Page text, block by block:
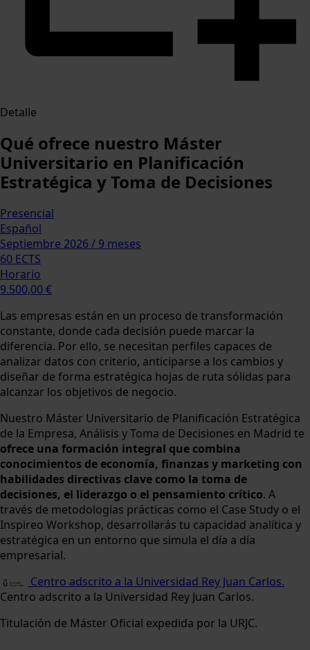
Detalle
Qué ofrece nuestro Máster
Universitario en Planificación
Estratégica y Toma de Decisiones
Presencial
Español
Septiembre 2026 / 9 meses
60 ECTS
Horario
9.500,00 €
Las empresas están en un proceso de transformación
constante, donde cada decisión puede marcar la
diferencia. Por ello, se necesitan perfiles capaces de
analizar datos con criterio, anticiparse a los cambios y
diseñar de forma estratégica hojas de ruta sólidas para
alcanzar los objetivos de negocio.
Nuestro Máster Universitario de Planificación Estratégica
de la Empresa, Análisis y Toma de Decisiones en Madrid te
ofrece una formación integral que combina
conocimientos de economía, finanzas y marketing con
habilidades directivas clave como la toma de
decisiones, el liderazgo o el pensamiento crítico. A
través de metodologías prácticas como el Case Study o el
Inspireo Workshop, desarrollarás tu capacidad analítica y
estratégica en un entorno que simula el día a día
empresarial.
Centro adscrito a la Universidad Rey Juan Carlos.
Centro adscrito a la Universidad Rey Juan Carlos.
Titulación de Máster Oficial expedida por la URJC.